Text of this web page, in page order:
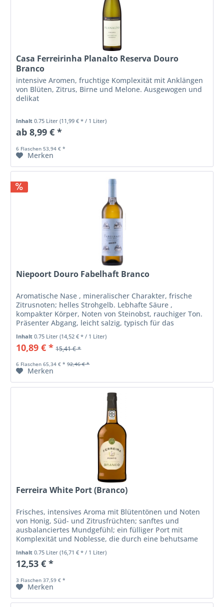
Casa Ferreirinha Planalto Reserva Douro
Branco
intensive Aromen, fruchtige Komplexität mit Anklängen
von Blüten, Zitrus, Birne und Melone. Ausgewogen und
delikat
Inhalt0.75 Liter(11,99 € * / 1 Liter)
ab 8,99 € *
6 Flaschen 53,94 € *
Merken
Niepoort Douro Fabelhaft Branco
Aromatische Nase , mineralischer Charakter, frische
Zitrusnoten; helles Strohgelb. Lebhafte Säure ,
kompakter Körper, Noten von Steinobst, rauchiger Ton.
Präsenter Abgang, leicht salzig, typisch für das
schiefergeprägte Terroir. Ideal...
Inhalt0.75 Liter(14,52 € * / 1 Liter)
10,89 € * 15,41 € *
6 Flaschen 65,34 € * 92,46 € *
Merken
Ferreira White Port (Branco)
Frisches, intensives Aroma mit Blütentönen und Noten
von Honig, Süd- und Zitrusfrüchten; sanftes und
ausbalanciertes Mundgefühl; ein fülliger Port mit
Komplexität und Noblesse, die durch eine behutsame
Inhalt0.75 Liter(16,71 € * / 1 Liter)
12,53 € *
3 Flaschen 37,59 € *
Merken